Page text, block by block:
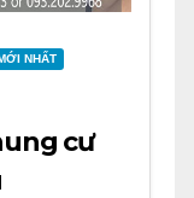
NHẤT
cư